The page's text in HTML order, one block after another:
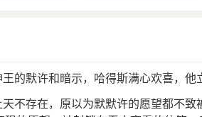
的默许和暗示，哈得斯满心欢喜，他
不存在，原以为默默许的愿望都不